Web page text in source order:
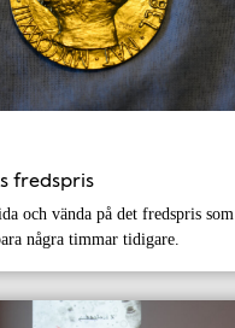
fredspris
och vända på det fredspris som
några timmar tidigare.